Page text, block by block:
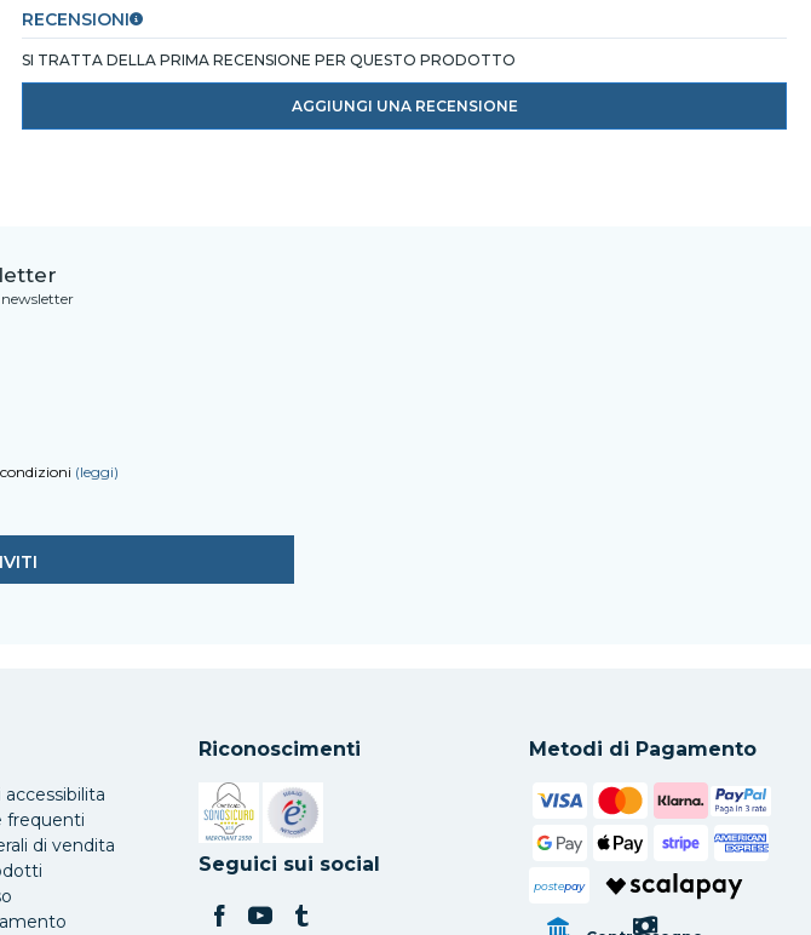
RECENSIONI
SI TRATTA DELLA PRIMA RECENSIONE PER QUESTO PRODOTTO
AGGIUNGI UNA RECENSIONE
(leggi)
accessibilita
frequenti
di vendita
Riconoscimenti
Si apre in una nuova scheda
Si apre in una nuova scheda
Seguici sui social
Metodi di Pagamento
postepay